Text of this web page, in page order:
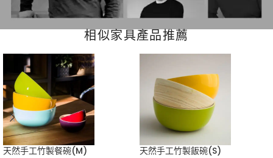
相似家具產品推薦
天然手工竹製餐碗(M) 天然手工竹製飯碗(S)